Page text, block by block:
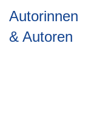
Autorinnen
& Autoren